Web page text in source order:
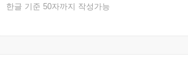
한글 기준 50자까지 작성가능